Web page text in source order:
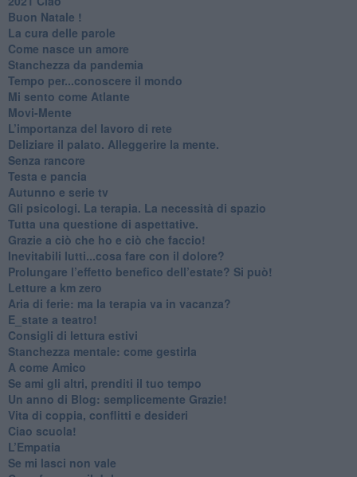
Buon Natale !
​La cura delle parole
​Come nasce un amore
Stanchezza da pandemia
​Tempo per...conoscere il mondo
​Mi sento come Atlante
​Movi-Mente
​L’importanza del lavoro di rete
​Deliziare il palato. Alleggerire la mente.
​Senza rancore
​Testa e pancia
​Autunno e serie tv
​Gli psicologi. La terapia. La necessità di spazio
​Tutta una questione di aspettative.
​Grazie a ciò che ho e ciò che faccio!
​Inevitabili lutti...cosa fare con il dolore?
Prolungare l’effetto benefico dell’estate? Si può!
​Letture a km zero
​Aria di ferie: ma la terapia va in vacanza?
​E_state a teatro!
​Consigli di lettura estivi
​Stanchezza mentale: come gestirla
​A come Amico
​Se ami gli altri, prenditi il tuo tempo
​Un anno di Blog: semplicemente Grazie!
​Vita di coppia, conflitti e desideri
​Ciao scuola!
​L’Empatia
​Se mi lasci non vale